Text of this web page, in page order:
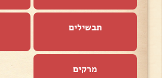
תבשילים
מרקים